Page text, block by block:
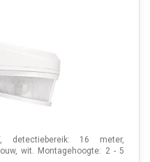
detectiebereik: 16 meter,
wit. Montagehoogte: 2 - 5